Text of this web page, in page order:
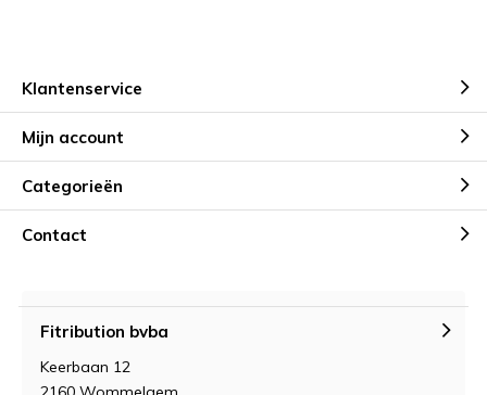
Klantenservice
Mijn account
Categorieën
Contact
Fitribution bvba
Keerbaan 12